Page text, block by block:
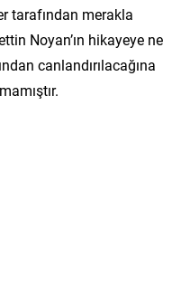
tarafından merakla
Noyan’ın hikayeye ne
canlandırılacağına